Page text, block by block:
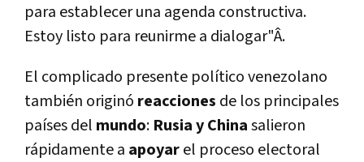
para establecer una agenda constructiva.
Estoy listo para reunirme a dialogar"Â.
El complicado presente polí­tico venezolano
también originó reacciones de los principales
paí­ses del mundo: Rusia y Chinasalieron
rápidamente a apoyarel proceso electoral